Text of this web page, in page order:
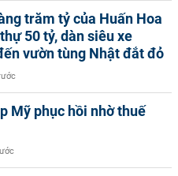
trăm tỷ của Huấn Hoa
50 tỷ, dàn siêu xe
vườn tùng Nhật đắt đỏ
Mỹ phục hồi nhờ thuế